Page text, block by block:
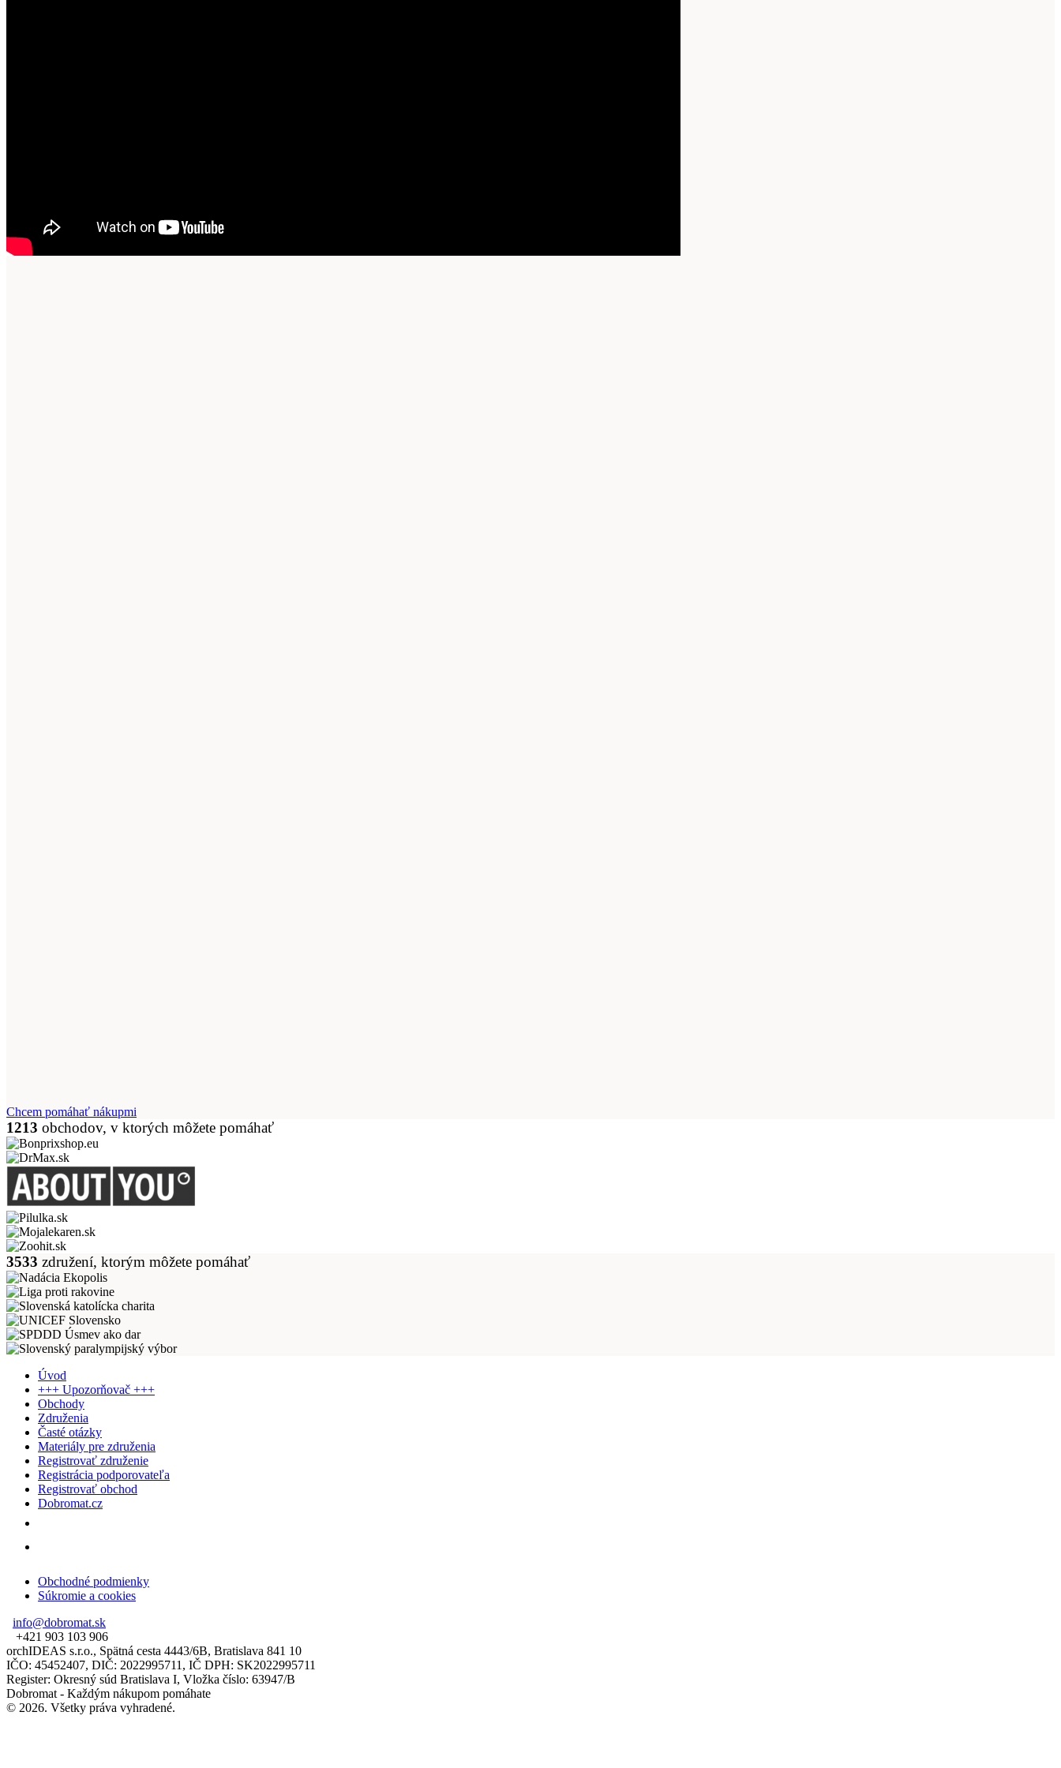
Chcem pomáhať nákupmi
1213 obchodov, v ktorých môžete pomáhať
3533 združení, ktorým môžete pomáhať
Úvod
+++ Upozorňovač +++
Obchody
Združenia
Časté otázky
Materiály pre združenia
Registrovať združenie
Registrácia podporovateľa
Registrovať obchod
Dobromat.cz
Obchodné podmienky
Súkromie a cookies
info@dobromat.sk
+421 903 103 906
orchIDEAS s.r.o., Spätná cesta 4443/6B, Bratislava 841 10
IČO: 45452407, DIČ: 2022995711, IČ DPH: SK2022995711
Register: Okresný súd Bratislava I, Vložka číslo: 63947/B
Dobromat - Každým nákupom pomáhate
© 2026. Všetky práva vyhradené.